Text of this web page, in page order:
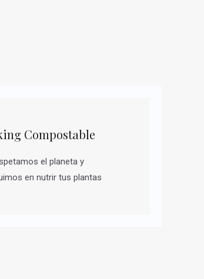
Compostable
el planeta y
en nutrir tus plantas